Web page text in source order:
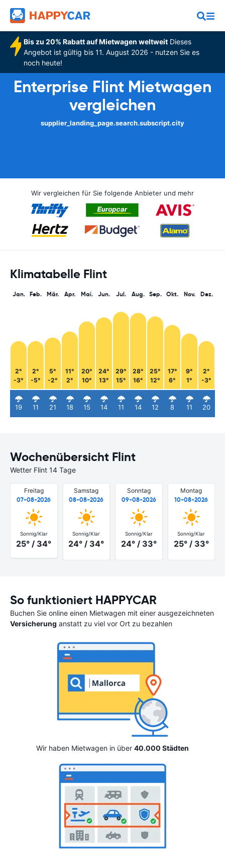
Bis zu 20% Rabatt auf Mietwagen weltweitDieses
Angebot ist gültig bis 11. August 2026 - nutzen Sie es
noch heute!
Enterprise Flint Mietwagen
vergleichen
supplier_landing_page.search.subscript.city
Wir vergleichen für Sie folgende Anbieter und mehr
Klimatabelle Flint
Jan.
2°
-3°
19
Feb.
2°
-5°
11
Mär.
5°
-2°
21
Apr.
11°
2°
18
Mai.
20°
10°
15
Jun.
24°
13°
14
Jul.
29°
15°
11
Aug.
28°
16°
14
Sep.
25°
12°
12
Okt.
17°
6°
8
Nov.
9°
1°
11
Dez.
2°
-3°
20
Wochenübersicht Flint
Wetter Flint 14 Tage
Freitag
07-08-2026
Sonnig/Klar
25° / 34°
Samstag
08-08-2026
Sonnig/Klar
24° / 34°
Sonntag
09-08-2026
Sonnig/Klar
24° / 33°
Montag
10-08-2026
Sonnig/Klar
25° / 33°
So funktioniert HAPPYCAR
Buchen Sie online einen Mietwagen mit einer ausgezeichneten
Versicherung anstatt zu viel vor Ort zu bezahlen
Wir haben Mietwagen in über 40.000 Städten